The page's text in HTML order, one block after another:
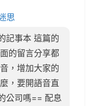
思
記事本 這篇的
的留言分享都
，增加大家的
，要開語音直
公司嗎== 配息